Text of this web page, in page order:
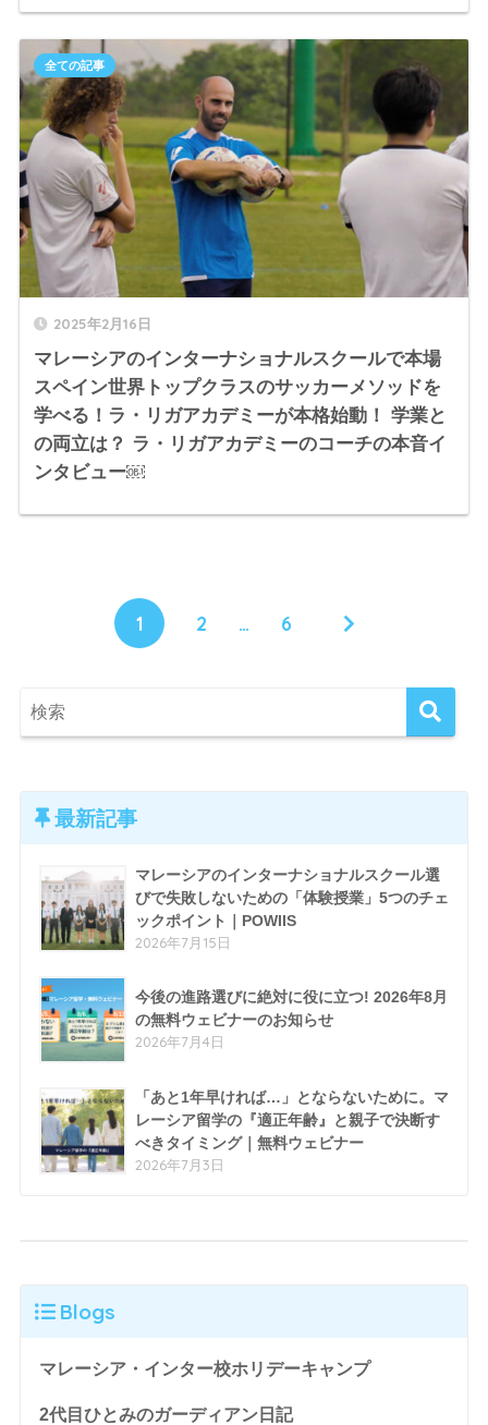
2025年2月16日
マレーシアのインターナショナルスクールで本場
スペイン世界トップクラスのサッカーメソッドを
学べる！ラ・リガアカデミーが本格始動！ 学業と
の両立は？ ラ・リガアカデミーのコーチの本音イ
ンタビュー￼
全ての記事
1 2 … 6
最新記事
マレーシアのインターナショナルスクール選
びで失敗しないための「体験授業」5つのチェ
ックポイント｜POWIIS
2026年7月15日
今後の進路選びに絶対に役に立つ! 2026年8月
の無料ウェビナーのお知らせ
2026年7月4日
「あと1年早ければ…」とならないために。マ
レーシア留学の『適正年齢』と親子で決断す
べきタイミング｜無料ウェビナー
2026年7月3日
Blogs
マレーシア・インター校ホリデーキャンプ
2代目ひとみのガーディアン日記